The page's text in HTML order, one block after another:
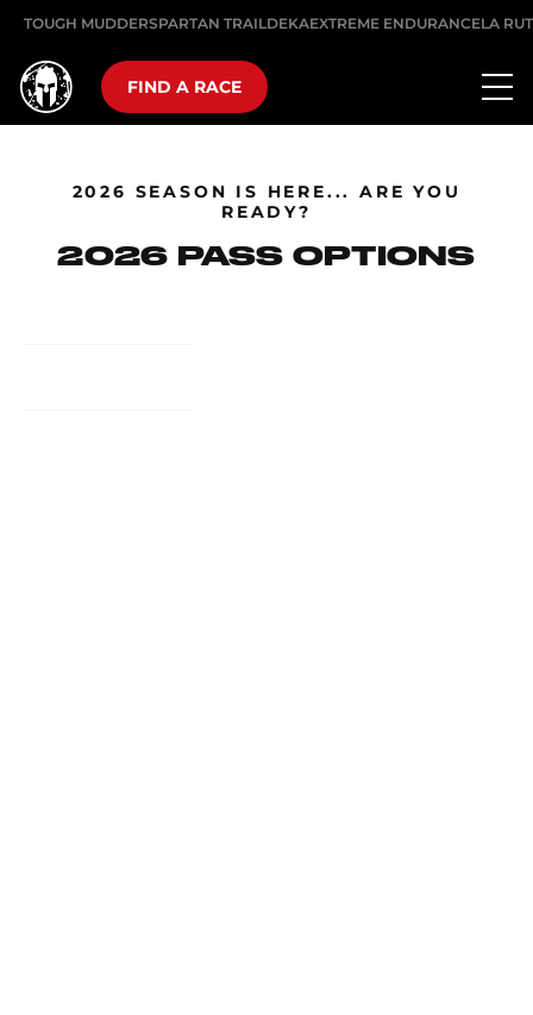
TOUGH MUDDERSPARTAN TRAILDEKAEXTREME ENDURANCELA
FIND A RACE
2026 SEASON IS HERE... ARE YOU
READY?
2026 PASS OPTIONS